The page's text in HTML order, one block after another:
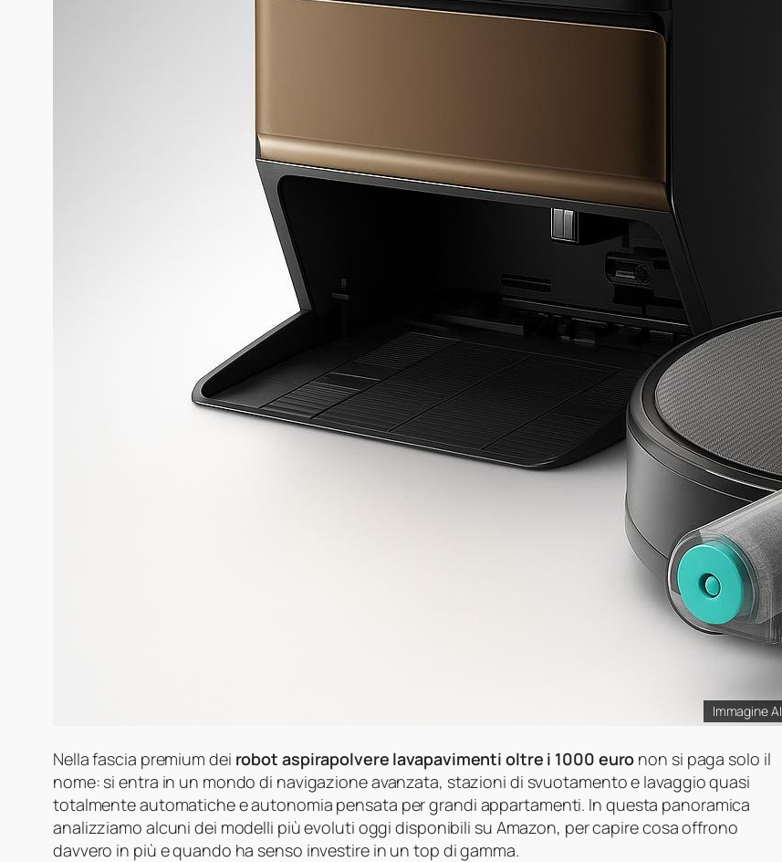
Immagine AI
Nella fascia premium dei robot aspirapolvere lavapavimenti oltre i 1000 euro non si paga solo il
nome: si entra in un mondo di navigazione avanzata, stazioni di svuotamento e lavaggio quasi
totalmente automatiche e autonomia pensata per grandi appartamenti. In questa panoramica
analizziamo alcuni dei modelli più evoluti oggi disponibili su Amazon, per capire cosa offrono
davvero in più e quando ha senso investire in un top di gamma.